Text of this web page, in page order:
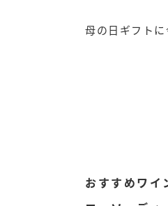
母の日ギフトに
おすすめワ